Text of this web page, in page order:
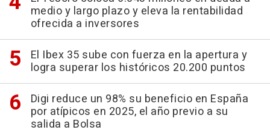
medio y largo plazo y eleva la rentabilidad
ofrecida a inversores
El Ibex 35 sube con fuerza en la apertura y
logra superar los históricos 20.200 puntos
Digi reduce un 98% su beneficio en España
por atípicos en 2025, el año previo a su
salida a Bolsa